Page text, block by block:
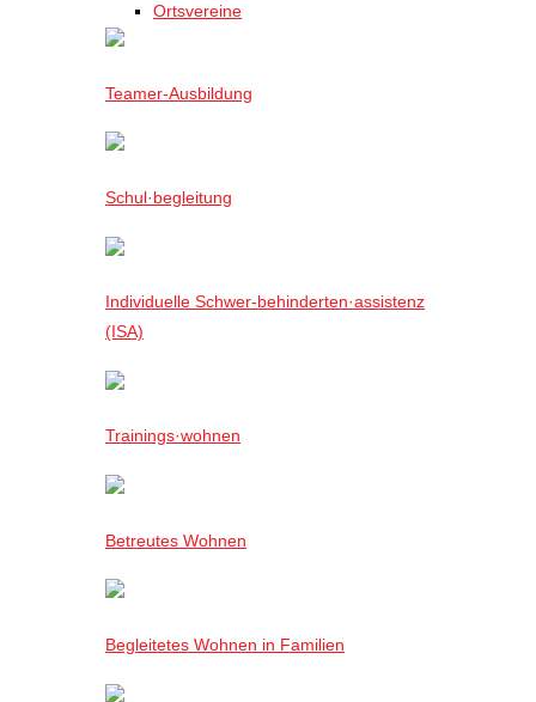
Ortsvereine
Teamer-Ausbildung
Schul·begleitung
Individuelle Schwer-behinderten·assistenz
(ISA)
Trainings·wohnen
Betreutes Wohnen
Begleitetes Wohnen in Familien